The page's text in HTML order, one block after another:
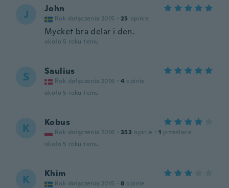
J John
Rok dołączenia 2015 · 25 opinie
Mycket bra delar i den.
około 5 roku temu
S Saulius
Rok dołączenia 2016 · 4 opinie
około 5 roku temu
K Kobus
Rok dołączenia 2018 · 353 opinie · 1 przesłane
około 5 roku temu
K Khim
Rok dołączenia 2015 · 8 opinie